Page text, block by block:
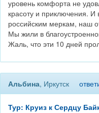
уровень комфорта не
красоту и приключения.
российским меркам, наш
Мы жили в
Жаль, что эти 10 дней
Альбина, Иркутск
Тур: Круиз к Сердцу